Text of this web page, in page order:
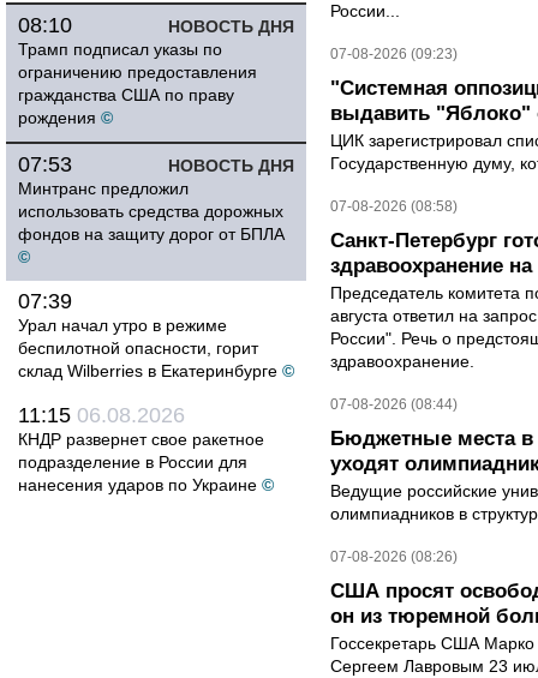
НОВОСТЬ ДНЯ
08:10
Трамп подписал указы по
ограничению предоставления
гражданства США по праву
рождения ©
НОВОСТЬ ДНЯ
07:53
Минтранс предложил
использовать средства дорожных
фондов на защиту дорог от БПЛА
©
07:39
Урал начал утро в режиме
беспилотной опасности, горит
склад Wilberries в Екатеринбурге ©
11:15 06.08.2026
КНДР развернет свое ракетное
подразделение в России для
нанесения ударов по Украине ©
России...
07-08-2026 (09:23)
"Системная
выдавить "Яблоко"
ЦИК зарегистрировал
Государственную думу,
07-08-2026 (08:58)
Санкт-Петербург
здравоохранение на
Председатель комитета
августа ответил на
России". Речь о
здравоохранение.
07-08-2026 (08:44)
Бюджетные места в
уходят
Ведущие российские
олимпиадников в
07-08-2026 (08:26)
США просят
он из тюремной
Госсекретарь США
Сергеем Лавровым 23